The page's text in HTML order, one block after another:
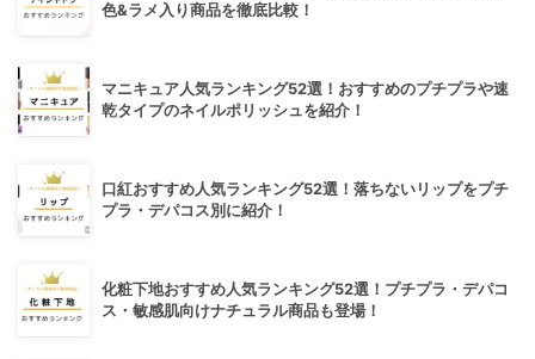
色&ラメ入り商品を徹底比較！
マニキュア人気ランキング52選！おすすめのプチプラや速
乾タイプのネイルポリッシュを紹介！
口紅おすすめ人気ランキング52選！落ちないリップをプチ
プラ・デパコス別に紹介！
化粧下地おすすめ人気ランキング52選！プチプラ・デパコ
ス・敏感肌向けナチュラル商品も登場！